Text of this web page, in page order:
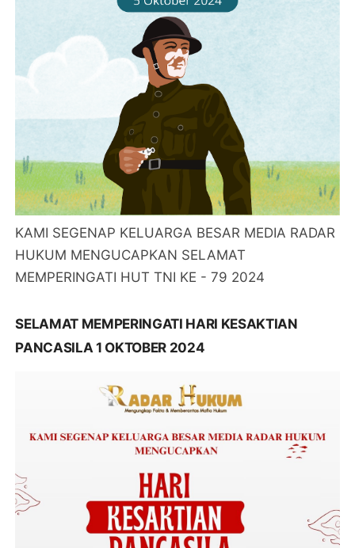
KAMI SEGENAP KELUARGA BESAR MEDIA RADAR
HUKUM MENGUCAPKAN SELAMAT
MEMPERINGATI HUT TNI KE - 79 2024
SELAMAT MEMPERINGATI HARI KESAKTIAN
PANCASILA 1 OKTOBER 2024